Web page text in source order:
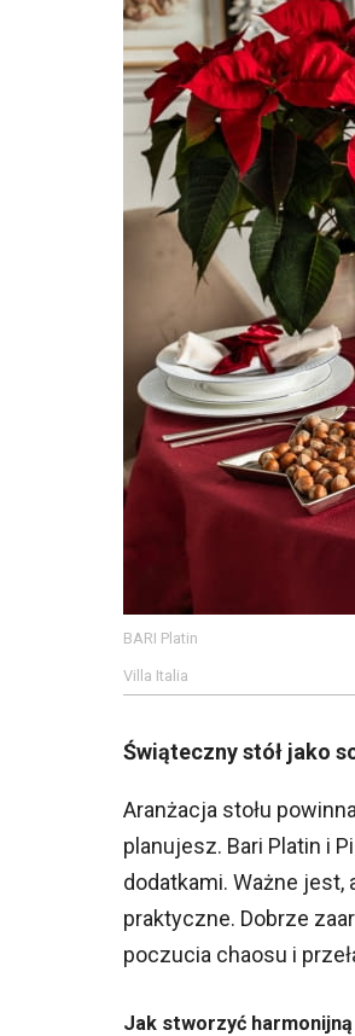
BARI Platin
Villa Italia
Świąteczny stół jako
Aranżacja stołu
planujesz. Bari Platin i
dodatkami. Ważne jest,
praktyczne. Dobrze
poczucia chaosu i
Jak stworzyć